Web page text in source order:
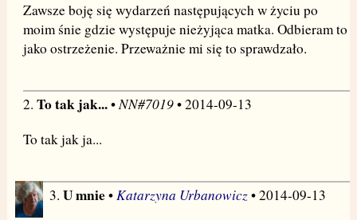
Zawsze boję się wydarzeń następujących w życiu po
moim śnie gdzie występuje nieżyjąca matka. Odbieram to
jako ostrzeżenie. Przeważnie mi się to sprawdzało.
2. To tak jak...•NN#7019• 2014-09-13
To tak jak ja...
3. U mnie•Katarzyna Urbanowicz• 2014-09-13